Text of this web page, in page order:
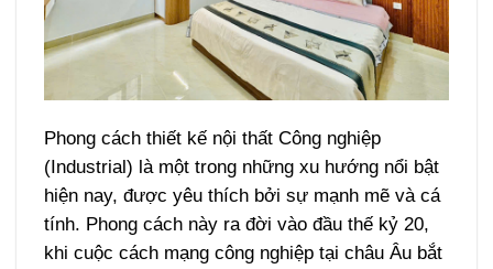
Phong cách thiết kế nội thất Công nghiệp
(Industrial) là một trong những xu hướng nổi bật
hiện nay, được yêu thích bởi sự mạnh mẽ và cá
tính. Phong cách này ra đời vào đầu thế kỷ 20,
khi cuộc cách mạng công nghiệp tại châu Âu bắt